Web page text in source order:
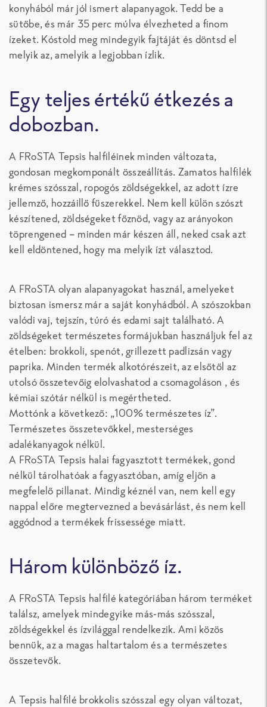
konyhából már jól ismert alapanyagok. Tedd be a
sütőbe, és már 35 perc múlva élvezheted a finom
ízeket. Kóstold meg mindegyik fajtáját és döntsd el
melyik az, amelyik a legjobban ízlik.
Egy teljes értékű étkezés a
dobozban.
A FRoSTA Tepsis halfiléinek minden változata,
gondosan megkomponált összeállítás. Zamatos halfilék
krémes szósszal, ropogós zöldségekkel, az adott ízre
jellemző, hozzáillő fűszerekkel. Nem kell külön szószt
készítened, zöldségeket főznöd, vagy az arányokon
töprengened – minden már készen áll, neked csak azt
kell eldöntened, hogy ma melyik ízt választod.
A FRoSTA olyan alapanyagokat használ, amelyeket
biztosan ismersz már a saját konyhádból. A szószokban
valódi vaj, tejszín, túró és edami sajt található. A
zöldségeket természetes formájukban használjuk fel az
ételben: brokkoli, spenót, grillezett padlizsán vagy
paprika. Minden termék alkotórészeit, az elsőtől az
utolsó összetevőig elolvashatod a csomagoláson , és
kémiai szótár nélkül is megértheted.
Mottónk a következő: „100% természetes íz”.
Természetes összetevőkkel, mesterséges
adalékanyagok nélkül.
A FRoSTA Tepsis halai fagyasztott termékek, gond
nélkül tárolhatóak a fagyasztóban, amíg eljön a
megfelelő pillanat. Mindig kéznél van, nem kell egy
nappal előre megtervezned a bevásárlást, és nem kell
aggódnod a termékek frissessége miatt.
Három különböző íz.
A FRoSTA Tepsis halfilé kategóriában három terméket
találsz, amelyek mindegyike más-más szósszal,
zöldségekkel és ízvilággal rendelkezik. Ami közös
bennük, az a magas haltartalom és a természetes
összetevők.
A Tepsis halfilé brokkolis szósszal egy olyan változat,